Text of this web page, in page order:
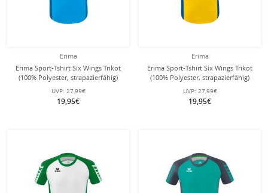
Erima
Erima Sport-Tshirt Six Wings Trikot
(100% Polyester, strapazierfähig)
curacaoblau Kinder
UVP: 27,99€
19,95€
Erima
Erima Sport-Tshirt Six Wings Trikot
(100% Polyester, strapazierfähig)
gelb/royalblau Kinder
UVP: 27,99€
19,95€